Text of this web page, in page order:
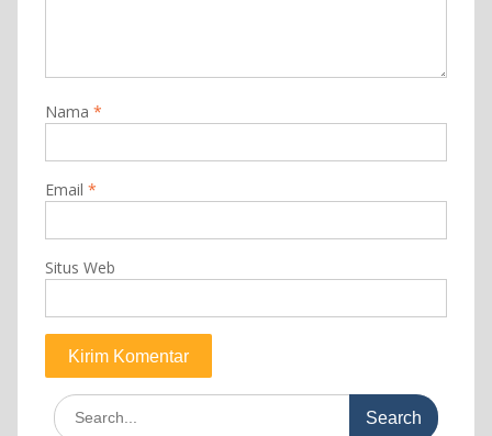
Nama *
Email *
Situs Web
Search
for: